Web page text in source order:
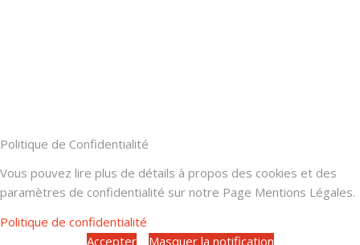
Politique de Confidentialité
Vous pouvez lire plus de détails à propos des cookies et des
paramètres de confidentialité sur notre Page Mentions Légales.
Politique de confidentialité
Accepter
Masquer la notification